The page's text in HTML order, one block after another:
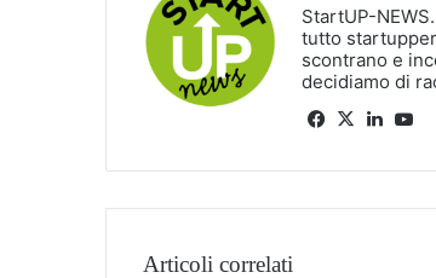
StartUP-
tutto
scontrano e
decidiamo di
Facebook
X
Articoli correlati